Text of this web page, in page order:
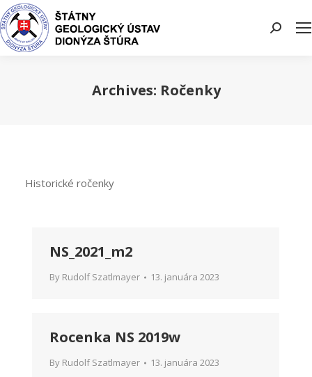
Search:
Archives: Ročenky
Historické ročenky
NS_2021_m2
By Rudolf Szatlmayer 13. januára 2023
Rocenka NS 2019w
By Rudolf Szatlmayer 13. januára 2023